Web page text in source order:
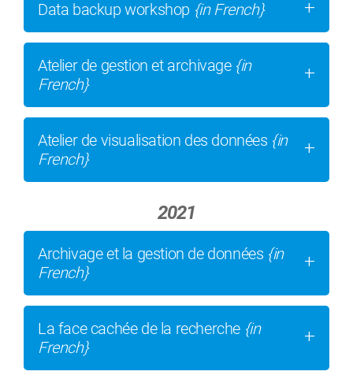
Data backup workshop {in French}
Atelier de gestion et archivage {in
French}
Atelier de visualisation des données {in
French}
2021
Archivage et la gestion de données {in
French}
La face cachée de la recherche {in
French}